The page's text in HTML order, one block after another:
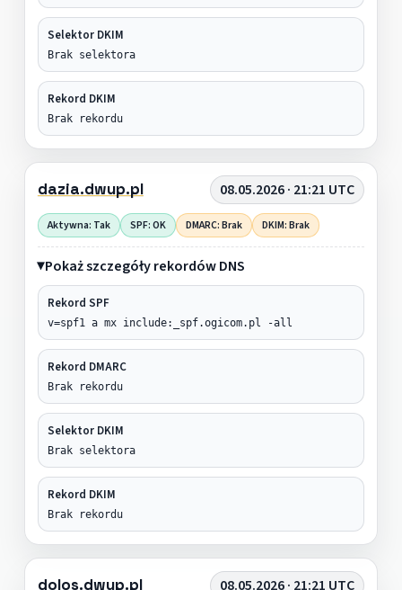
Selektor DKIM
Brak selektora
Rekord DKIM
Brak rekordu
dazia.dwup.pl 08.05.2026 · 21:21 UTC
Aktywna: Tak SPF: OK DMARC: Brak DKIM: Brak
Pokaż szczegóły rekordów DNS
Rekord SPF
v=spf1 a mx include:_spf.ogicom.pl -all
Rekord DMARC
Brak rekordu
Selektor DKIM
Brak selektora
Rekord DKIM
Brak rekordu
dolos.dwup.pl 08.05.2026 · 21:21 UTC